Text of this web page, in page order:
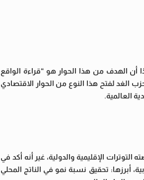
أن الهدف من هذا الحوار هو “قراءة الواقع
الغد لفتح هذا النوع من الحوار الاقتصادي
العالمية.
الإقليمية والدولية، غير أنه أكد في
أبرزها: تحقيق نسبة نمو في الناتج المحلي